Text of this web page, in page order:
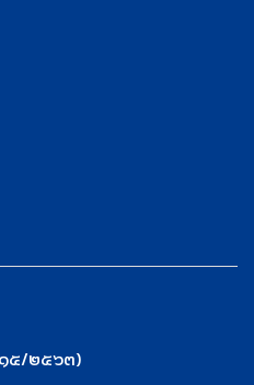
๑๕/๒๕๖๓)